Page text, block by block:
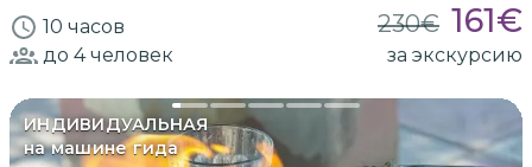
10 часов 230€ 161€
до 4человек за экскурсию
ИНДИВИДУАЛЬНАЯ
на машине гида